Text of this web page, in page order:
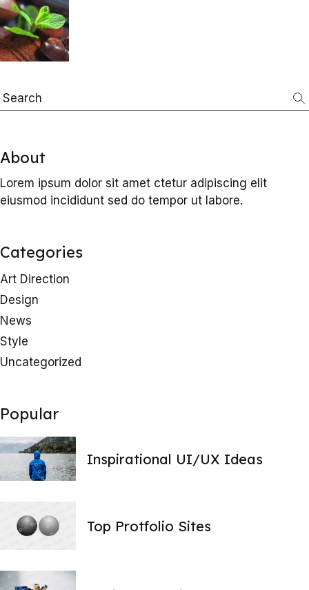
Search
About
Lorem ipsum dolor sit amet ctetur adipiscing elit
eiusmod incididunt sed do tempor ut labore.
Categories
Art Direction
Design
News
Style
Uncategorized
Popular
Inspirational UI/UX Ideas
Top Protfolio Sites